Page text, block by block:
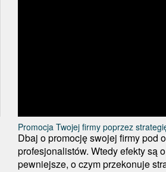
Promocja Twojej firmy poprzez
Dbaj o promocję swojej firmy pod
profesjonalistów. Wtedy efekty są
pewniejsze, o czym przekonuje